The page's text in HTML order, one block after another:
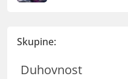
Skupine:
Duhovnost